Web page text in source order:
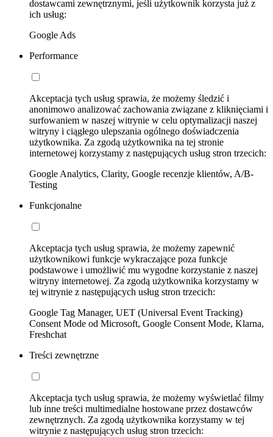
dostawcami zewnętrznymi, jeśli użytkownik korzysta już z
ich usług:
Google Ads
Performance
Akceptacja tych usług sprawia, że możemy śledzić i
anonimowo analizować zachowania związane z kliknięciami i
surfowaniem w naszej witrynie w celu optymalizacji naszej
witryny i ciągłego ulepszania ogólnego doświadczenia
użytkownika. Za zgodą użytkownika na tej stronie
internetowej korzystamy z następujących usług stron trzecich:
Google Analytics, Clarity, Google recenzje klientów, A/B-
Testing
Funkcjonalne
Akceptacja tych usług sprawia, że możemy zapewnić
użytkownikowi funkcje wykraczające poza funkcje
podstawowe i umożliwić mu wygodne korzystanie z naszej
witryny internetowej. Za zgodą użytkownika korzystamy w
tej witrynie z następujących usług stron trzecich:
Google Tag Manager, UET (Universal Event Tracking)
Consent Mode od Microsoft, Google Consent Mode, Klarna,
Freshchat
Treści zewnętrzne
Akceptacja tych usług sprawia, że możemy wyświetlać filmy
lub inne treści multimedialne hostowane przez dostawców
zewnętrznych. Za zgodą użytkownika korzystamy w tej
witrynie z następujących usług stron trzecich: